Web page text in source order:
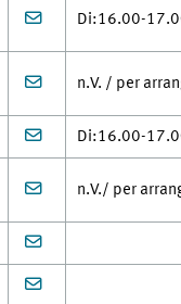
Di:16.00-
n.V. / per
Di:16.00-
n.V./ per